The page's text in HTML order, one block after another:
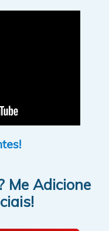
Me Adicione